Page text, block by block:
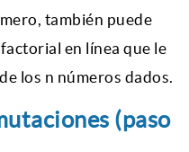
también puede
en línea que le
los n números dados.
(paso